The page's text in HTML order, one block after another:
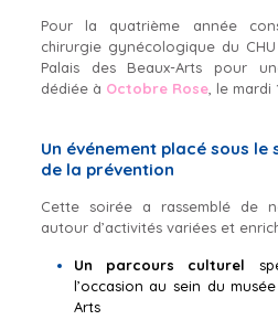
Pour la quatrième année
chirurgie gynécologique du
Palais des Beaux-Arts pour
dédiée à Octobre Rose, le mardi
Un événement placé sous
de la prévention
Cette soirée a rassemblé de
autour d’activités variées et
Un parcours culturel
l’occasion au sein du
Arts